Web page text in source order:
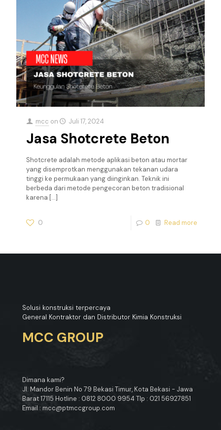
mcc on Juli 17, 2024
Jasa Shotcrete Beton
Shotcrete adalah metode aplikasi beton atau mortar
yang disemprotkan menggunakan tekanan udara
tinggi ke permukaan yang diinginkan. Teknik ini
berbeda dari metode pengecoran beton tradisional
karena […]
0 0 Read more
Solusi konstruksi terpercaya
General Kontraktor dan Distributor Kimia Konstruksi
MCC GROUP
Dimana kami?
Jl. Mandor Benin No 79 Bekasi Timur, Kota Bekasi - Jawa
Barat 17115 Hotline : 0812 8000 9954 Tlp : 021 56927851
Email : mcc@ptmccgroup.com